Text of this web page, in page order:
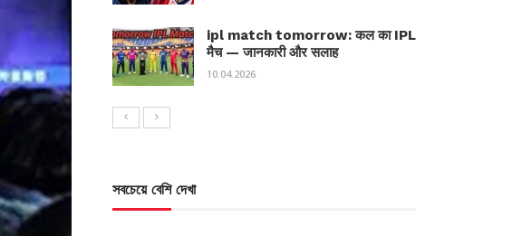
ipl match tomorrow: कल का IPL
मैच — जानकारी और सलाह
10.04.2026
সবচেয়ে বেশি দেখা